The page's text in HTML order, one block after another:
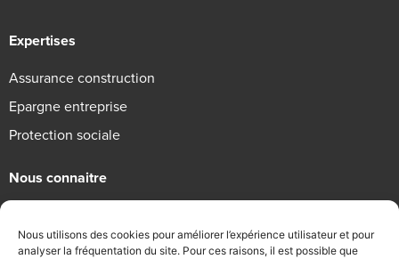
Nous utilisons des cookies pour améliorer l’expérience utilisateur et pour
analyser la fréquentation du site. Pour ces raisons, il est possible que
Expertises
Assurance construction
Epargne entreprise
Protection sociale
Nous connaitre
Engagements RSE